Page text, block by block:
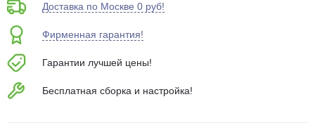
Доставка по Москве 0 руб!
Фирменная гарантия!
Гарантии лучшей цены!
Бесплатная сборка и настройка!
Подробнее
Остались вопросы?